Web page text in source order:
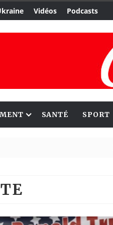
Vidéos Podcasts
SANTÉ SPORT
Le